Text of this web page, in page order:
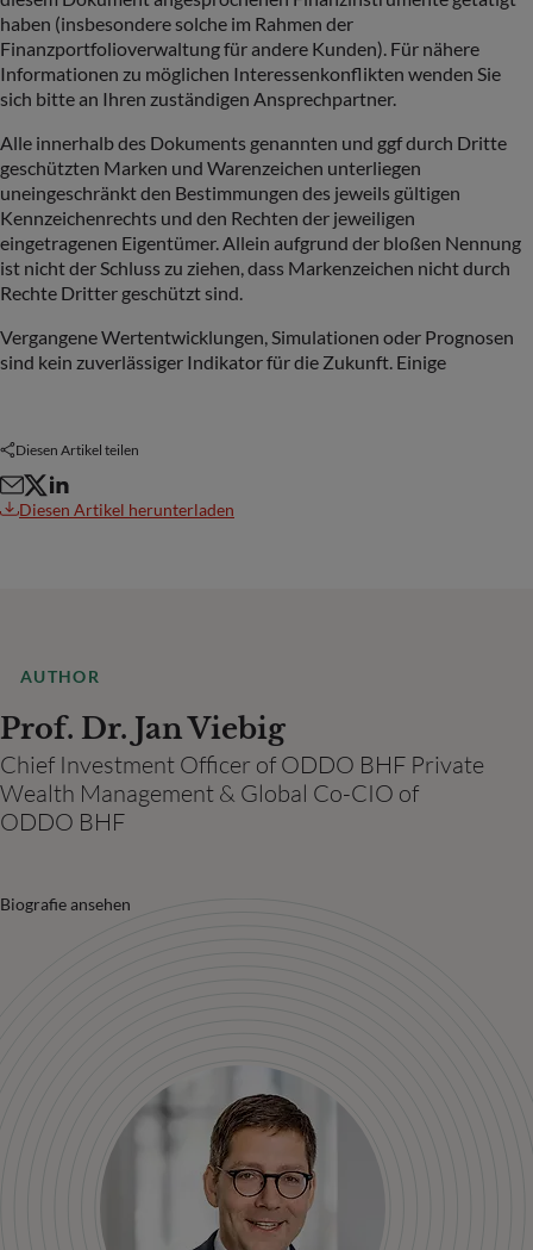
haben (insbesondere solche im Rahmen der
Finanzportfolioverwaltung für andere Kunden). Für nähere
Informationen zu möglichen Interessenkonflikten wenden Sie
sich bitte an Ihren zuständigen Ansprechpartner.
Alle innerhalb des Dokuments genannten und ggf durch Dritte
geschützten Marken und Warenzeichen unterliegen
uneingeschränkt den Bestimmungen des jeweils gültigen
Kennzeichenrechts und den Rechten der jeweiligen
eingetragenen Eigentümer. Allein aufgrund der bloßen Nennung
ist nicht der Schluss zu ziehen, dass Markenzeichen nicht durch
Rechte Dritter geschützt sind.
Vergangene Wertentwicklungen, Simulationen oder Prognosen
sind kein zuverlässiger Indikator für die Zukunft. Einige
Diesen Artikel teilen
Diesen Artikel herunterladen
AUTHOR
Prof. Dr. Jan Viebig
Chief Investment Officer of ODDO BHF Private
Wealth Management & Global Co-CIO of
ODDO BHF
Biografie ansehen